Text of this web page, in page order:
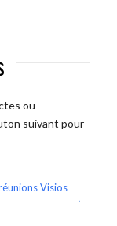
ou
suivant pour
Visios